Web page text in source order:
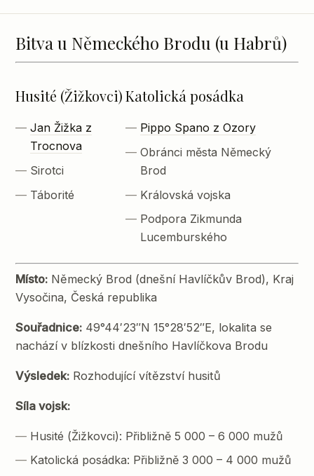
Bitva u Německého Brodu (u Habrů)
Husité (Žižkovci)
Jan Žižka z
Trocnova
Sirotci
Táborité
Katolická posádka
Pippo Spano z Ozory
Obránci města Německý
Brod
Královská vojska
Podpora Zikmunda
Lucemburského
Místo: Německý Brod (dnešní Havlíčkův Brod), Kraj
Vysočina, Česká republika
Souřadnice: 49°44′23″N 15°28′52″E, lokalita se
nachází v blízkosti dnešního Havlíčkova Brodu
Výsledek: Rozhodující vítězství husitů
Síla vojsk:
Husité (Žižkovci): Přibližně 5 000 – 6 000 mužů
Katolická posádka: Přibližně 3 000 – 4 000 mužů